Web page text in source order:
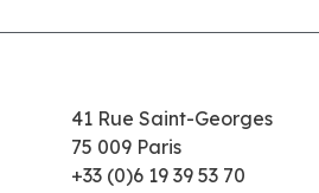
41 Rue Saint-Georges
75 009 Paris
+33 (0)6 19 39 53 70